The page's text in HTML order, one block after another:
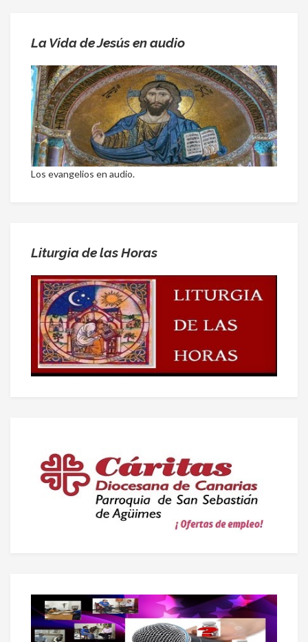
La Vida de Jesús en audio
Los evangelios en audio.
Liturgia de las Horas